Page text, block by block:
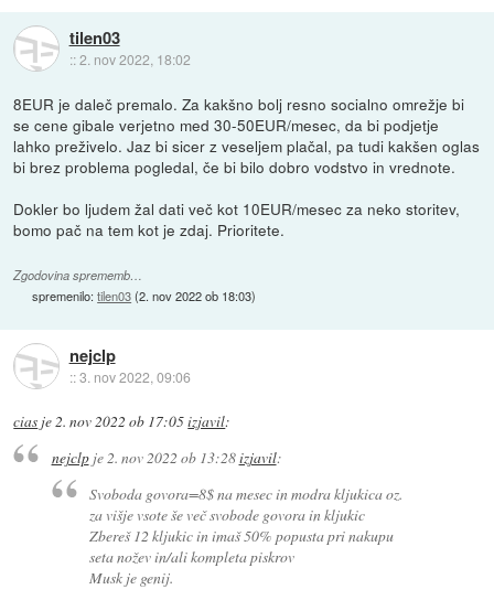
tilen03
::2. nov 2022, 18:02
8EUR je daleč premalo. Za kakšno bolj resno socialno omrežje bi
se cene gibale verjetno med 30-50EUR/mesec, da bi podjetje
lahko preživelo. Jaz bi sicer z veseljem plačal, pa tudi kakšen oglas
bi brez problema pogledal, če bi bilo dobro vodstvo in vrednote.
Dokler bo ljudem žal dati več kot 10EUR/mesec za neko storitev,
bomo pač na tem kot je zdaj. Prioritete.
Zgodovina sprememb…
spremenilo:tilen03(2. nov 2022 ob 18:03)
nejclp
::3. nov 2022, 09:06
cias je2. nov 2022 ob 17:05izjavil:
nejclpje2. nov 2022 ob 13:28izjavil:
Svoboda govora=8$ na mesec in modra kljukica oz.
za višje vsote še več svobode govora in kljukic
Zbereš 12 kljukic in imaš 50% popusta pri nakupu
seta nožev in/ali kompleta piskrov
Musk je genij.